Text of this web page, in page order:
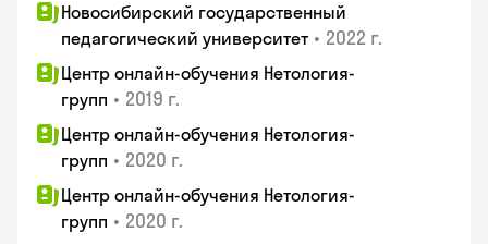
Новосибирский государственный
педагогический университет • 2022 г.
Центр онлайн-обучения Нетология-
групп • 2019 г.
Центр онлайн-обучения Нетология-
групп • 2020 г.
Центр онлайн-обучения Нетология-
групп • 2020 г.